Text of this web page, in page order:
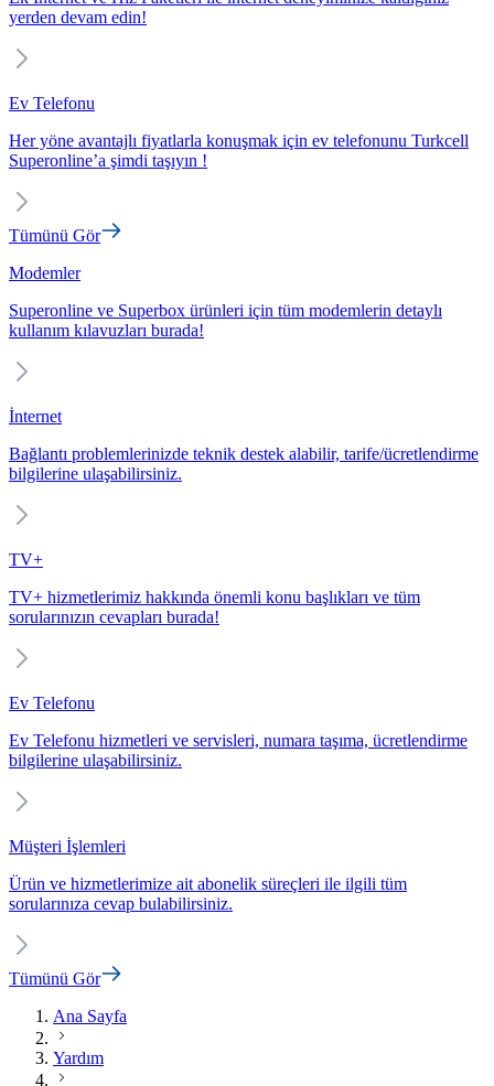
yerden devam edin!
Ev Telefonu
Her yöne avantajlı fiyatlarla konuşmak için ev telefonunu Turkcell
Superonline’a şimdi taşıyın !
Tümünü Gör
Modemler
Superonline ve Superbox ürünleri için tüm modemlerin detaylı
kullanım kılavuzları burada!
İnternet
Bağlantı problemlerinizde teknik destek alabilir, tarife/ücretlendirme
bilgilerine ulaşabilirsiniz.
TV+
TV+ hizmetlerimiz hakkında önemli konu başlıkları ve tüm
sorularınızın cevapları burada!
Ev Telefonu
Ev Telefonu hizmetleri ve servisleri, numara taşıma, ücretlendirme
bilgilerine ulaşabilirsiniz.
Müşteri İşlemleri
Ürün ve hizmetlerimize ait abonelik süreçleri ile ilgili tüm
sorularınıza cevap bulabilirsiniz.
Tümünü Gör
Ana Sayfa
Yardım